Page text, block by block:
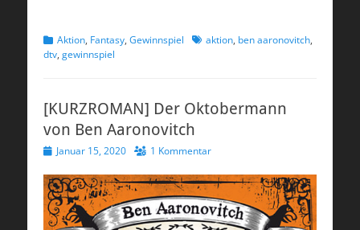
Kategorien
Aktion, Fantasy, Gewinnspiel Schlagworte
aktion, ben aaronovitch,
dtv, gewinnspiel
[KURZROMAN] Der Oktobermann
von Ben Aaronovitch
Veröffentlicht
Januar 15, 2020 1 Kommentar